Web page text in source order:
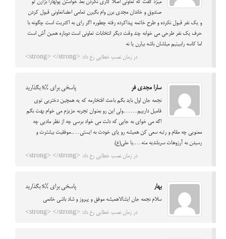
میزد گفت که تعاونی اصلا کاری نکردن بعد خواستن پولهارا بزارن تو
صندوق و خاندان مجدی برن وام بگیرن تمامی اعضاتعاونی قبول کردن
و یک نفر قبول نکرده و طرح خاتمه پیداکرده رفته چطوره اگر رای به اکثریت است چگونه با
حرف یک نفر طرحی می خوابه چند وقت دیگر انتخابات تعاونی است دوباره همین آش است
اما کاسه راببینیم میلشان باشه بیارن یا نه
در زمان نصب خطایی رخ داد: <strong> </strong>
سارا مجدی فر پاسخی برای %s بگذارید
نجمه جان اول باید بگم باعث افتخارمه که یه همچین دختریی توی
فامیل دارییم……ولی این رو بعنوان تجربه عزیزم می خوام بهت بگم
اگه می خوای به جایی که دلت می خواد برسی چه از نظر مادیی چه
معنویی چه مقام و رتبه سعی کن همیشه رو پای خودت به ایستی…..موفقیت بیشترت و
رسیدن به آرزوهات سربلندیه منه….یا علی(ع).
در زمان نصب خطایی رخ داد: <strong> </strong>
بهار پاسخی برای %s بگذارید
سلام نجمه جان ایشالاهمیشه موفق و پیروز و شاد باشی خانمی
در زمان نصب خطایی رخ داد: <strong> </strong>